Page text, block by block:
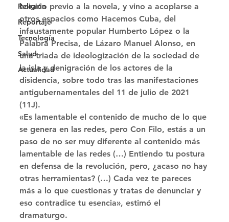
Religión
Reportaje
Tecnología
Salud
Actualidad
horario previo a la novela, y vino a acoplarse a
otros espacios como Hacemos Cuba, del
infaustamente popular Humberto López o la
Palabra Precisa, de Lázaro Manuel Alonso, en
una triada de ideologización de la sociedad de
la isla y denigración de los actores de la
disidencia, sobre todo tras las manifestaciones
antigubernamentales del 11 de julio de 2021
(11J).
«Es lamentable el contenido de mucho de lo que
se genera en las redes, pero Con Filo, estás a un
paso de no ser muy diferente al contenido más
lamentable de las redes (…) Entiendo tu postura
en defensa de la revolución, pero, ¿acaso no hay
otras herramientas? (…) Cada vez te pareces
más a lo que cuestionas y tratas de denunciar y
eso contradice tu esencia», estimó el
dramaturgo.